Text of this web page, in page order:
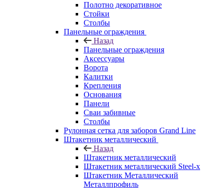
Полотно декоративное
Стойки
Столбы
Панельные ограждения
Назад
Панельные ограждения
Аксессуары
Ворота
Калитки
Крепления
Основания
Панели
Сваи забивные
Столбы
Рулонная сетка для заборов Grand Line
Штакетник металлический
Назад
Штакетник металлический
Штакетник металлический Steel-x
Штакетник Металлический
Металлпрофиль